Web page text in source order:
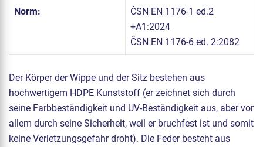
Norm:
ČSN EN 1176-1 ed.2
+A1:2024
ČSN EN 1176-6 ed. 2:2082
Der Körper der Wippe und der Sitz bestehen aus
hochwertigem HDPE Kunststoff (er zeichnet sich durch
seine Farbbeständigkeit und UV-Beständigkeit aus, aber vor
allem durch seine Sicherheit, weil er bruchfest ist und somit
keine Verletzungsgefahr droht). Die Feder besteht aus